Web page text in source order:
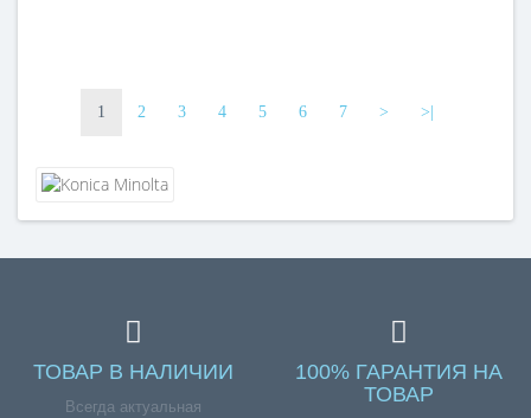
1 2 3 4 5 6 7 > >|
ТОВАР В НАЛИЧИИ
Всегда актуальная
100% ГАРАНТИЯ НА
ТОВАР